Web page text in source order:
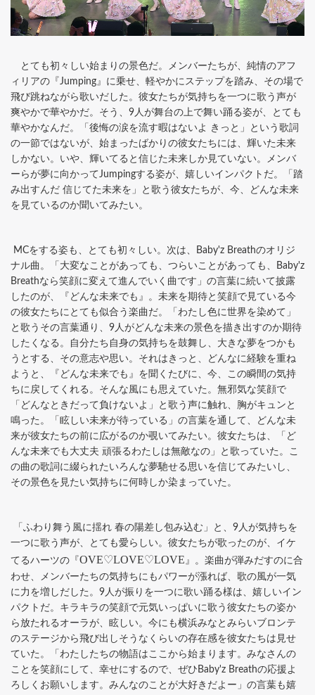
とても初々しい始まりの景色だ。メンバーたちが、純情のアフ
ィリアの『Jumping』に乗せ、軽やかにステップを踏み、その場で
飛び跳ねながら歌いだした。彼女たちが気持ちを一つに歌う声が
爽やかで華やかだ。そう、9人が舞台の上で舞い踊る姿が、とても
華やかなんだ。「後悔の涙を流す暇はないよ きっと」という歌詞
の一節ではないが、始まったばかりの彼女たちには、輝いた未来
しかない。いや、輝いてると信じた未来しか見ていない。メンバ
ーらが夢に向かってJumpingする姿が、嬉しいインパクトだ。「踏
み出すんだ 信じてた未来を」と歌う彼女たちが、今、どんな未来
を見ているのか聞いてみたい。
MCをする姿も、とても初々しい。次は、Baby'z Breathのオリジ
ナル曲。「大変なことがあっても、つらいことがあっても、Baby'z
Breathなら笑顔に変えて進んでいく曲です」の言葉に続いて披露
したのが、『どんな未来でも』。未来を期待と笑顔で見ている今
の彼女たちにとても似合う楽曲だ。「わたし色に世界を染めて」
と歌うその言葉通り、9人がどんな未来の景色を描き出すのか期待
したくなる。自分たち自身の気持ちを鼓舞し、大きな夢をつかも
うとする、その意志や思い。それはきっと、どんなに経験を重ね
ようと、『どんな未来でも』を聞くたびに、今、この瞬間の気持
ちに戻してくれる。そんな風にも思えていた。無邪気な笑顔で
「どんなときだって負けないよ」と歌う声に触れ、胸がキュンと
鳴った。「眩しい未来が待っている」の言葉を通して、どんな未
来が彼女たちの前に広がるのか覗いてみたい。彼女たちは、「ど
んな未来でも大丈夫 頑張るわたしは無敵なの」と歌っていた。こ
の曲の歌詞に綴られたいろんな夢馳せる思いを信じてみたいし、
その景色を見たい気持ちに何時しか染まっていた。
「ふわり舞う風に揺れ 春の陽差し包み込む」と、9人が気持ちを
一つに歌う声が、とても愛らしい。彼女たちが歌ったのが、イケ
てるハーツの『 OVE♡LOVE♡LOVE 』。楽曲が弾みだすのに合
わせ、メンバーたちの気持ちにもパワーが漲れば、歌の風が一気
に力を増しだした。9人が振りを一つに歌い踊る様は、嬉しいイン
パクトだ。キラキラの笑顔で元気いっぱいに歌う彼女たちの姿か
ら放たれるオーラが、眩しい。今にも横浜みなとみらいブロンテ
のステージから飛び出しそうなくらいの存在感を彼女たちは見せ
ていた。「わたしたちの物語はここから始まります。みなさんの
ことを笑顔にして、幸せにするので、ぜひBaby'z Breathの応援よ
ろしくお願いします。みんなのことが大好きだよー」の言葉も嬉